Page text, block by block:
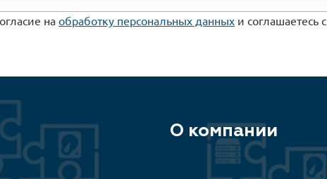
на обработку персональных данных и соглашаетесь c
О компании